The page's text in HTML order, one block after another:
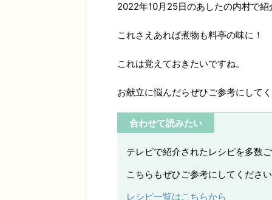
2022年10月25日のあしたの内村で紹
これさえあれば煮物も料亭の味に！
これは覚えておきたいですね。
お献立に悩んだらぜひご参考にして
合わせて読みたい
テレビで紹介されたレシピを多数
こちらもぜひご参考にしてくださ
レシピ一覧はこちらから